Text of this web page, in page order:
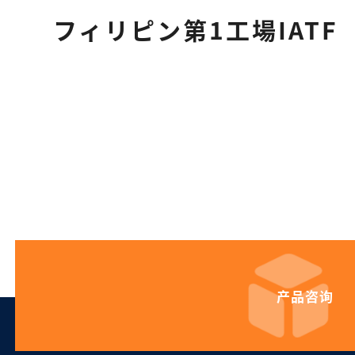
フィリピン第1工場IATF
产品咨询